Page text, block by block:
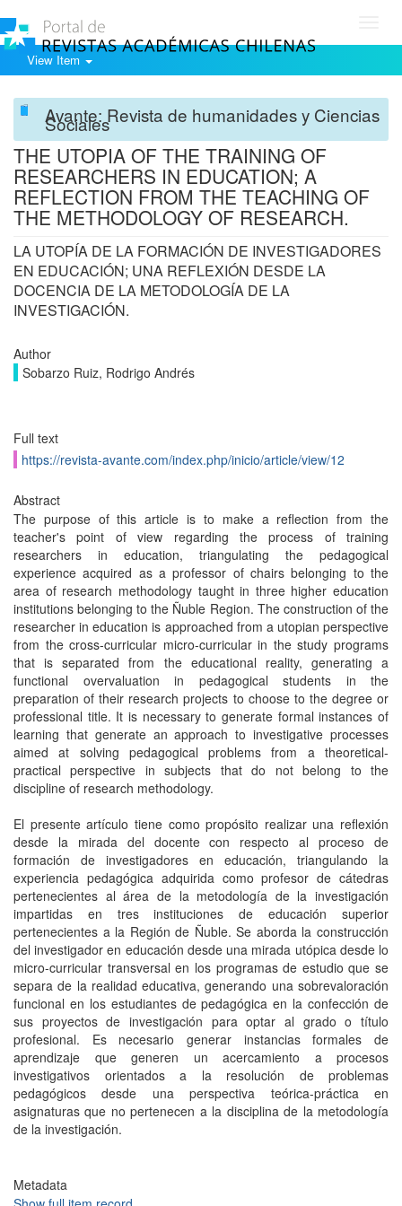
View Item
Avante: Revista de humanidades y Ciencias
Sociales
THE UTOPIA OF THE TRAINING OF
RESEARCHERS IN EDUCATION; A
REFLECTION FROM THE TEACHING OF
THE METHODOLOGY OF RESEARCH.
LA UTOPÍA DE LA FORMACIÓN DE INVESTIGADORES
EN EDUCACIÓN; UNA REFLEXIÓN DESDE LA
DOCENCIA DE LA METODOLOGÍA DE LA
INVESTIGACIÓN.
Author
Sobarzo Ruiz, Rodrigo Andrés
Full text
https://revista-avante.com/index.php/inicio/article/view/12
Abstract
The purpose of this article is to make a reflection from the
teacher's point of view regarding the process of training
researchers in education, triangulating the pedagogical
experience acquired as a professor of chairs belonging to the
area of ​​research methodology taught in three higher education
institutions belonging to the Ñuble Region. The construction of the
researcher in education is approached from a utopian perspective
from the cross-curricular micro-curricular in the study programs
that is separated from the educational reality, generating a
functional overvaluation in pedagogical students in the
preparation of their research projects to choose to the degree or
professional title. It is necessary to generate formal instances of
learning that generate an approach to investigative processes
aimed at solving pedagogical problems from a theoretical-
practical perspective in subjects that do not belong to the
discipline of research methodology.
El presente artículo tiene como propósito realizar una reflexión
desde la mirada del docente con respecto al proceso de
formación de investigadores en educación, triangulando la
experiencia pedagógica adquirida como profesor de cátedras
pertenecientes al área de la metodología de la investigación
impartidas en tres instituciones de educación superior
pertenecientes a la Región de Ñuble. Se aborda la construcción
del investigador en educación desde una mirada utópica desde lo
micro-curricular transversal en los programas de estudio que se
separa de la realidad educativa, generando una sobrevaloración
funcional en los estudiantes de pedagógica en la confección de
sus proyectos de investigación para optar al grado o título
profesional. Es necesario generar instancias formales de
aprendizaje que generen un acercamiento a procesos
investigativos orientados a la resolución de problemas
pedagógicos desde una perspectiva teórica-práctica en
asignaturas que no pertenecen a la disciplina de la metodología
de la investigación.
Metadata